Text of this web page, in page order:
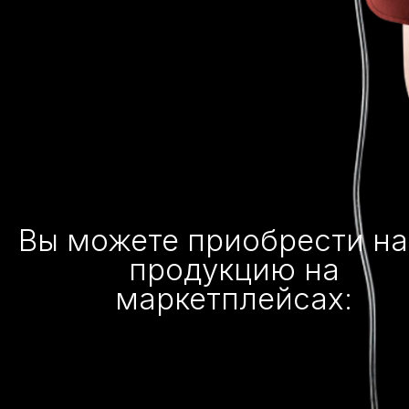
Вы можете приобрести
продукцию на
маркетплейсах: